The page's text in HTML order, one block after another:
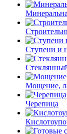
Ступени и
Мощение,
Черепица